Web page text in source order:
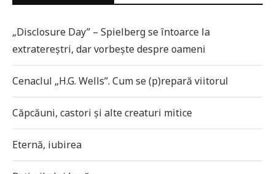
„Disclosure Day” – Spielberg se întoarce la
extratereștri, dar vorbește despre oameni
Cenaclul „H.G. Wells”. Cum se (p)repară viitorul
Căpcăuni, castori și alte creaturi mitice
Eternă, iubirea